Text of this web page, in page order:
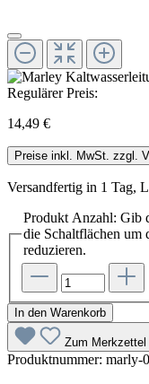
Regulärer Preis:
14,49 €
Preise inkl. MwSt. zzgl.
Versandfertig in 1 Tag,
Produkt Anzahl: Gib
die Schaltflächen um
reduzieren.
In den Warenkorb
Zum Merkzettel
Produktnummer: marly-